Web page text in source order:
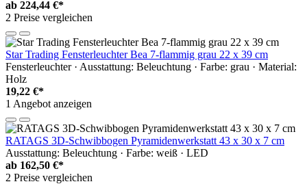
ab 224,44 €*
2 Preise vergleichen
Star Trading Fensterleuchter Bea 7-flammig grau 22 x 39 cm
Fensterleuchter · Ausstattung: Beleuchtung · Farbe: grau · Material:
Holz
19,22 €*
1 Angebot anzeigen
RATAGS 3D-Schwibbogen Pyramidenwerkstatt 43 x 30 x 7 cm
Ausstattung: Beleuchtung · Farbe: weiß · LED
ab 162,50 €*
2 Preise vergleichen